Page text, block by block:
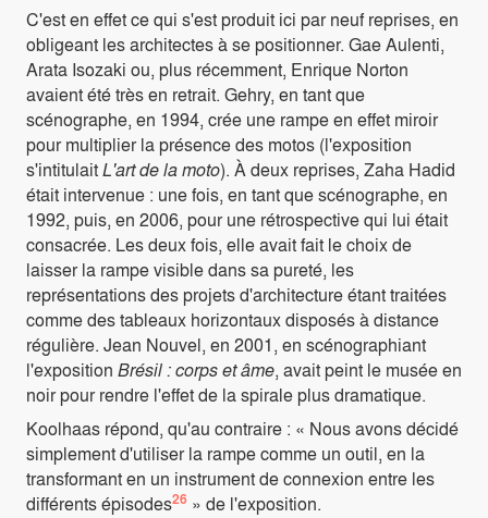
C'est en effet ce qui s'est produit ici par neuf reprises, en
obligeant les architectes à se positionner. Gae Aulenti,
Arata Isozaki ou, plus récemment, Enrique Norton
avaient été très en retrait. Gehry, en tant que
scénographe, en 1994, crée une rampe en effet miroir
pour multiplier la présence des motos (l'exposition
s'intitulaitL'art de la moto). À deux reprises, Zaha Hadid
était intervenue : une fois, en tant que scénographe, en
1992, puis, en 2006, pour une rétrospective qui lui était
consacrée. Les deux fois, elle avait fait le choix de
laisser la rampe visible dans sa pureté, les
représentations des projets d'architecture étant traitées
comme des tableaux horizontaux disposés à distance
régulière. Jean Nouvel, en 2001, en scénographiant
l'exposition Brésil : corps et âme, avait peint le musée en
noir pour rendre l'effet de la spirale plus dramatique.
Koolhaas répond, qu'au contraire : « Nous avons décidé
simplement d'utiliser la rampe comme un outil, en la
transformant en un instrument de connexion entre les
différents épisodes26 » de l'exposition.